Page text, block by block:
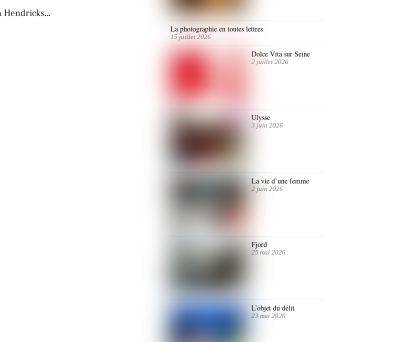
Hendricks…
La photographie en toutes lettres
15 juillet 2026
Dolce Vita sur Seine
2 juillet 2026
Ulysse
3 juin 2026
La vie d’une femme
2 juin 2026
Fjord
25 mai 2026
L’objet du délit
23 mai 2026